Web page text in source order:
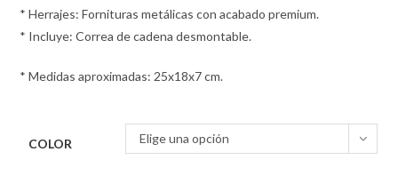
* Herrajes: Fornituras metálicas con acabado premium.
* Incluye: Correa de cadena desmontable.
* Medidas aproximadas: 25x18x7 cm.
COLOR Elige una opción